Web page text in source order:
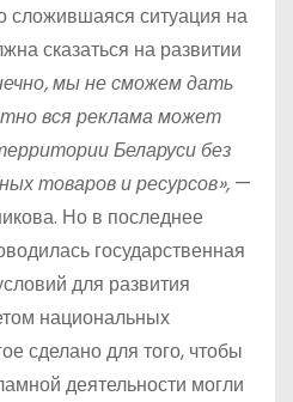
сложившаяся ситуация на
сказаться на развитии
мы не сможем дать
вся реклама может
Беларуси без
товаров и ресурсов»,—
Но в последнее
государственная
для развития
национальных
сделано для того, чтобы
деятельности могли